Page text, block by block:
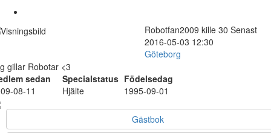
Robotfan2009 kille 30 Senast
2016-05-03 12:30
Göteborg
gillar Robotar <3
sedan
Specialstatus Födelsedag
08-11
Hjälte 1995-09-01
Gästbok